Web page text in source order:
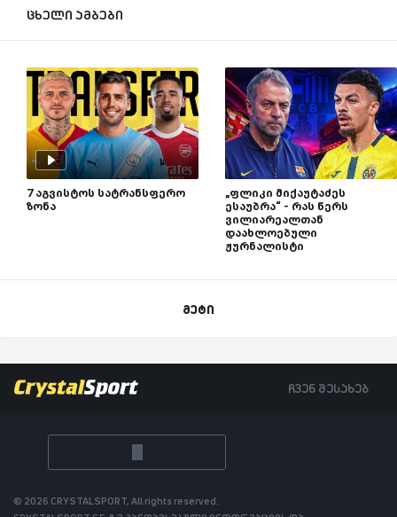
ცხელი ამბები
7 აგვისტოს სატრანსფერო
ზონა
„ფლიკი მიქაუტაძეს
ესაუბრა“ - რას წერს
ვილიარეალთან
დაახლოებული
ჟურნალისტი
მეტი
ჩვენ შესახებ
© 2026 CRYSTALSPORT, All rights reserved.